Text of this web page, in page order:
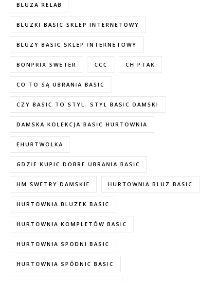
BLUZA RELAB
BLUZKI BASIC SKLEP INTERNETOWY
BLUZY BASIC SKLEP INTERNETOWY
BONPRIX SWETER CCC CH PTAK
CO TO SĄ UBRANIA BASIC
CZY BASIC TO STYL. STYL BASIC DAMSKI
DAMSKA KOLEKCJA BASIC HURTOWNIA
EHURTWOLKA
GDZIE KUPIC DOBRE UBRANIA BASIC
HM SWETRY DAMSKIE HURTOWNIA BLUZ BASIC
HURTOWNIA BLUZEK BASIC
HURTOWNIA KOMPLETÓW BASIC
HURTOWNIA SPODNI BASIC
HURTOWNIA SPÓDNIC BASIC